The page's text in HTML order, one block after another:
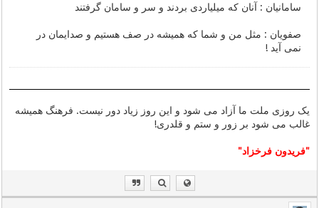
سامانیان : آنان که میلیاردی بردند و سر و سامان گرفتند
صفویان : مثل من و شما که همیشه در صف هستیم و صدایمان در
نمی آید !
یک روزی ملت ما آزاد می شود و این روز زیاد دور نیست. فرهنگ همیشه
غالب می شود بر زور و ستم و قلدری!
"فریدون فرخزاد"